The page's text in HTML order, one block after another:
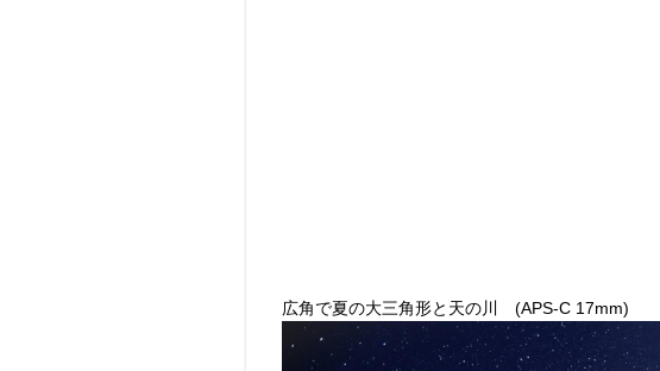
広角で夏の大三角形と天の川 (APS-C 17mm)